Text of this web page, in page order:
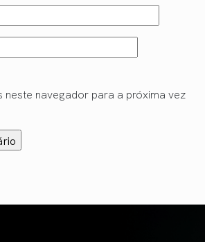
neste navegador para a próxima vez